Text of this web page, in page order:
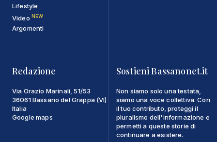
Lifestyle
Video NEW
Argomenti
Redazione
Via Orazio Marinali, 51/53
36061 Bassano del Grappa (VI)
Italia
Google maps
Sostieni Bassanonet.it
Non siamo solo una testata,
siamo una voce collettiva. Con
il tuo contributo, proteggi il
pluralismo dell'informazione e
permetti a queste storie di
continuare a esistere.